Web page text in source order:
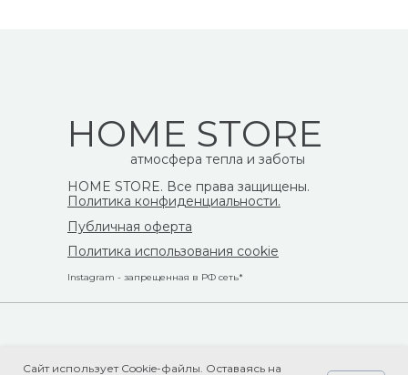
Сайт использует Cookie-файлы. Оставаясь на
HOME STORE
Политика использования cookie
Публичная оферта
HOME STORE. Все права защищены.
Политика конфиденциальности.
Instagram - запрещенная в РФ сеть*
атмосфера тепла и заботы